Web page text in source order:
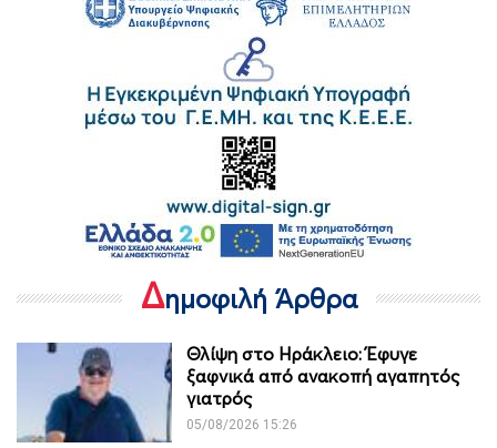
Δημοφιλή Άρθρα
Θλίψη στο Ηράκλειο: Έφυγε
ξαφνικά από ανακοπή αγαπητός
γιατρός
05/08/2026 15:26